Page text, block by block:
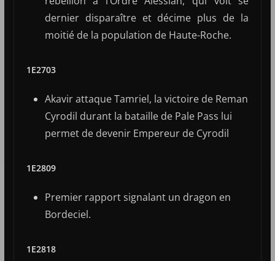
dernier disparaître et décime plus de la
moitié de la population de Haute-Roche.
1E2703
Akavir attaque Tamriel, la victoire de Reman
Cyrodil durant la bataille de Pale Pass lui
permet de devenir Empereur de Cyrodil
1E2809
Premier rapport signalant un dragon en
Bordeciel.
1E2818